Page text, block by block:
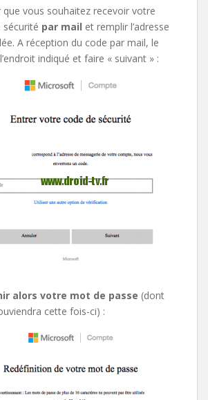
que vous souhaitez recevoir votre
sécurité par mail et remplir l’adresse
A réception du code par mail, le
indiqué et faire « suivant » :
alors votre mot de passe (dont
cette fois-ci) :